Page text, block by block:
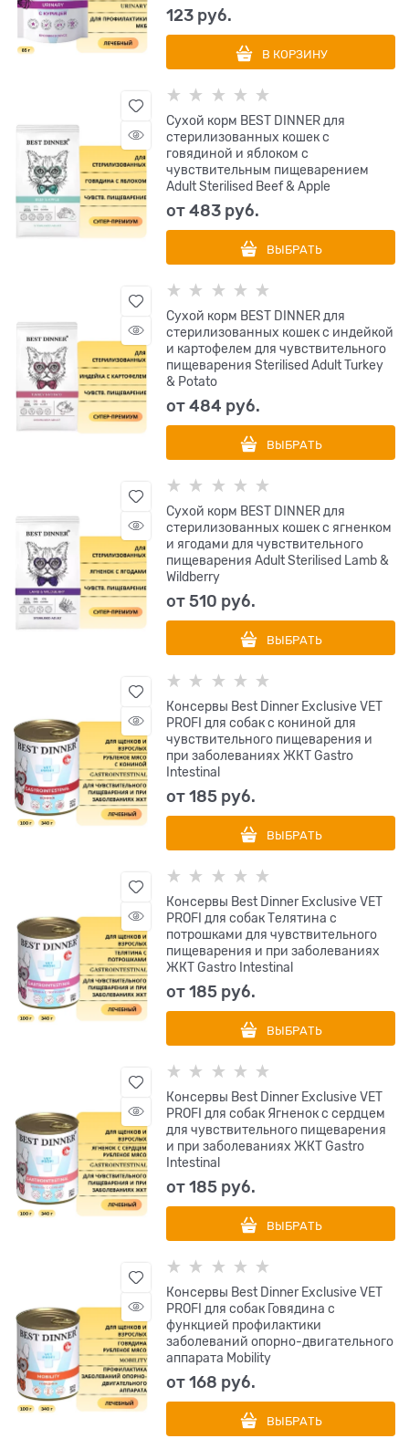
123 руб.
В КОРЗИНУ
Сухой корм BEST DINNER для
стерилизованных кошек с
говядиной и яблоком с
чувствительным пищеварением
Adult Sterilised Beef & Apple
от483 руб.
ВЫБРАТЬ
Сухой корм BEST DINNER для
стерилизованных кошек с индейкой
и картофелем для чувствительного
пищеварения Sterilised Adult Turkey
& Potato
от484 руб.
ВЫБРАТЬ
Сухой корм BEST DINNER для
стерилизованных кошек с ягненком
и ягодами для чувствительного
пищеварения Adult Sterilised Lamb &
Wildberry
от510 руб.
ВЫБРАТЬ
Консервы Best Dinner Exclusive VET
PROFI для собак с кониной для
чувствительного пищеварения и
при заболеваниях ЖКТ Gastro
Intestinal
от185 руб.
ВЫБРАТЬ
Консервы Best Dinner Exclusive VET
PROFI для собак Телятина с
потрошками для чувствительного
пищеварения и при заболеваниях
ЖКТ Gastro Intestinal
от185 руб.
ВЫБРАТЬ
Консервы Best Dinner Exclusive VET
PROFI для собак Ягненок с сердцем
для чувствительного пищеварения
и при заболеваниях ЖКТ Gastro
Intestinal
от185 руб.
ВЫБРАТЬ
Консервы Best Dinner Exclusive VET
PROFI для собак Говядина с
функцией профилактики
заболеваний опорно-двигательного
аппарата Mobility
от168 руб.
ВЫБРАТЬ